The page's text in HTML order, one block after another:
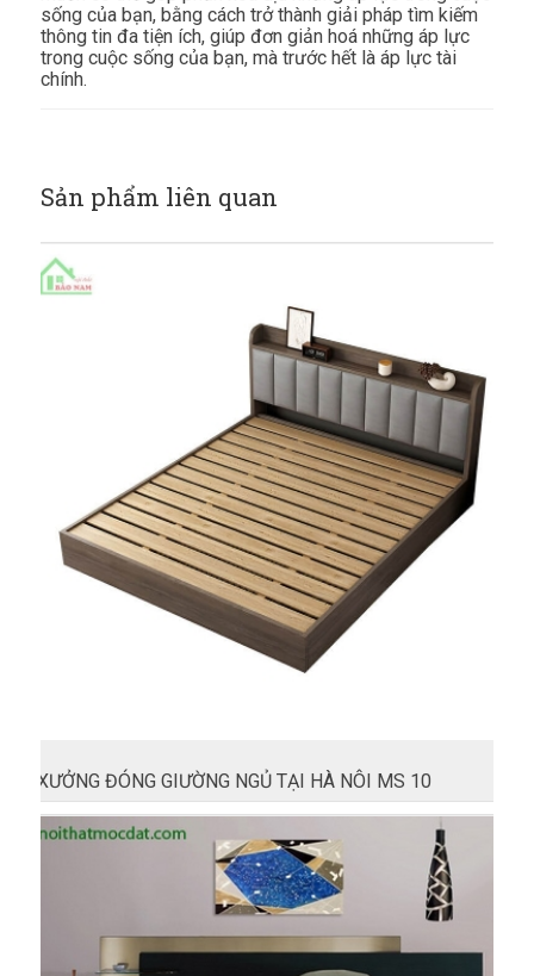
sống của bạn, bằng cách trở thành giải pháp tìm kiếm
thông tin đa tiện ích, giúp đơn giản hoá những áp lực
trong cuộc sống của bạn, mà trước hết là áp lực tài
chính.
Sản phẩm liên quan
XƯỞNG ĐÓNG GIƯỜNG NGỦ TẠI HÀ NÔI MS 10